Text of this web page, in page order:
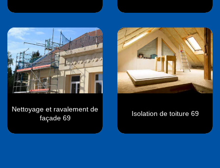
Nettoyage et ravalement de
façade 69
Isolation de toiture 69